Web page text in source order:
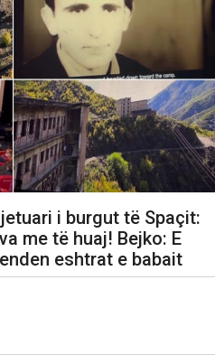
i burgut të Spaçit:
me të huaj! Bejko: E
eshtrat e babait